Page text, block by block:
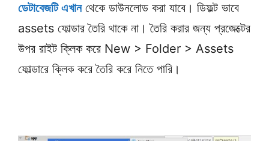
ডেটাবেজটি এখানথেকে ডাউনলোড করা যাবে। ডিফল্ট ভাবে
assets ফোল্ডার তৈরি থাকে না। তৈরি করার জন্য প্রজেক্টের
উপর রাইট ক্লিক করে New > Folder > Assets
ফোল্ডারে ক্লিক করে তৈরি করে নিতে পারি।